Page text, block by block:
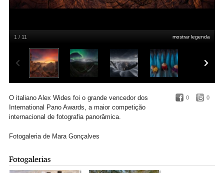
Pano Awards (thepanoawards.com)
mostrar legenda
1 / 11
0 0
O italiano Alex Wides foi o grande vencedor dos
International Pano Awards, a maior competição
internacional de fotografia panorâmica.
Fotogaleria de Mara Gonçalves
Fotogalerias